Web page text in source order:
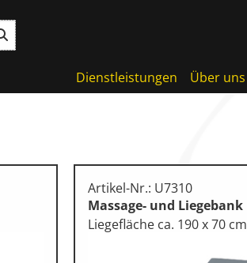
Dienstleistungen Über uns
Artikel-Nr.: U7310
Massage- und Liegebank
Liegefläche ca. 190 x 70 cm